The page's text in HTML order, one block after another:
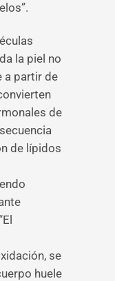
la piel no
a partir de
de
de lípidos
se
huele